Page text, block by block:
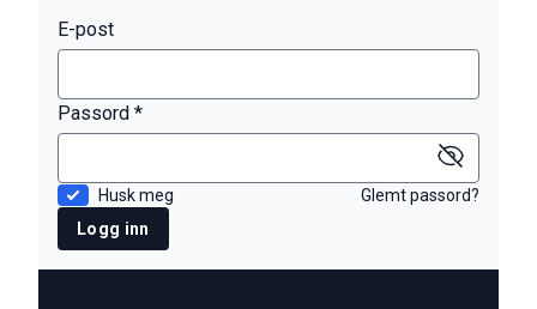
E-post
Passord *
Husk meg
Glemt passord?
Logg inn